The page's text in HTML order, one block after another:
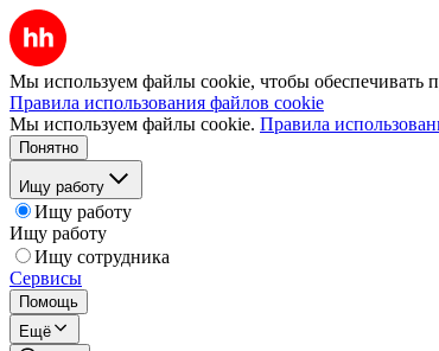
Мы используем файлы cookie, чтобы обеспечивать
Правила использования файлов cookie
Мы используем файлы cookie. Правила
Понятно
Ищу работу
Ищу работу
Ищу работу
Ищу сотрудника
Сервисы
Помощь
Ещё